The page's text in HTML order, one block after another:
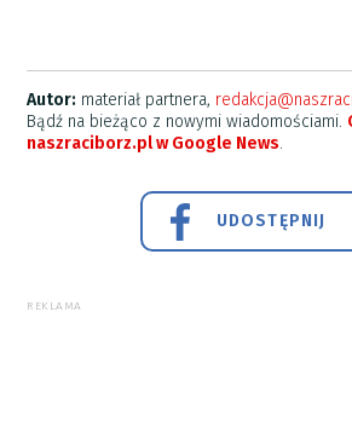
Autor: materiał partnera,
Bądź na bieżąco z nowymi wiadomościami.
naszraciborz.pl w Google News.
UDOSTĘPNIJ
REKLAMA